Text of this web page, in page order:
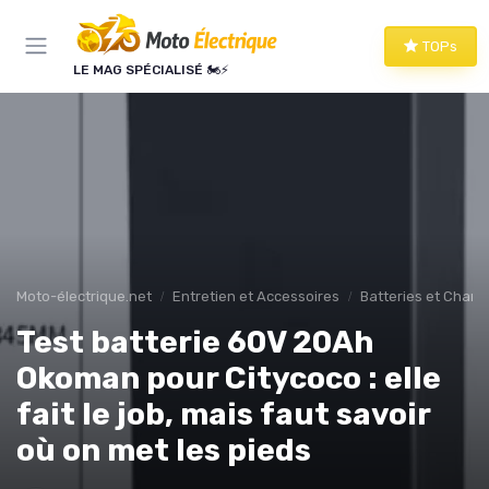
LE MAG SPÉCIALISÉ 🏍️⚡
TOPs
Moto-électrique.net Entretien et Accessoires Batteries et
Test batterie 60V 20Ah
Okoman pour Citycoco : elle
fait le job, mais faut savoir
où on met les pieds
Panneau de gestion des cookies